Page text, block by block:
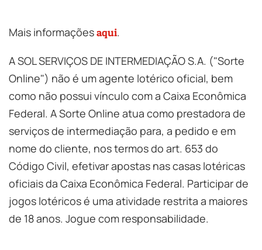
Mais informaçõesaqui.
A SOL SERVIÇOS DE INTERMEDIAÇÃO S.A. ("Sorte
Online") não é um agente lotérico oficial, bem
como não possui vínculo com a Caixa Econômica
Federal. A Sorte Online atua como prestadora de
serviços de intermediação para, a pedido e em
nome do cliente, nos termos do art. 653 do
Código Civil, efetivar apostas nas casas lotéricas
oficiais da Caixa Econômica Federal. Participar de
jogos lotéricos é uma atividade restrita a maiores
de 18 anos. Jogue com responsabilidade.